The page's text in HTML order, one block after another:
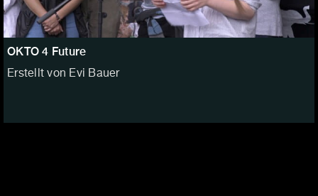
OKTO 4 Future
Erstellt von Evi Bauer